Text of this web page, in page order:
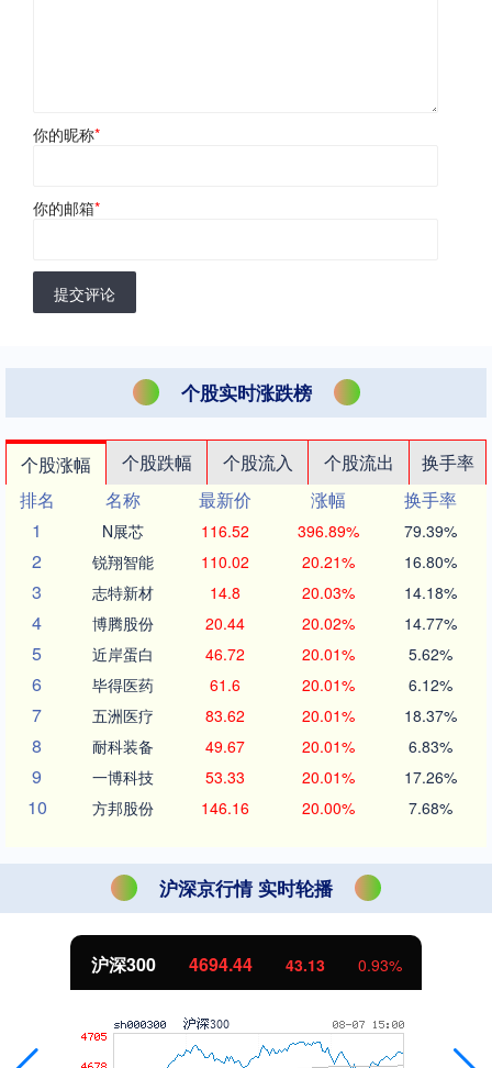
你的昵称*
你的邮箱*
提交评论
个股实时涨跌榜
个股涨幅 个股跌幅 个股流入 个股流出
换手率
排名
名称 最新价 涨幅
换手率
1
N展芯 116.52 396.89% 79.39%
2 锐翔智能 110.02 20.21% 16.80%
3 志特新材 14.8 20.03% 14.18%
4 博腾股份 20.44 20.02% 14.77%
5 近岸蛋白 46.72 20.01% 5.62%
6 毕得医药 61.6 20.01% 6.12%
7 五洲医疗 83.62 20.01% 18.37%
8 耐科装备 49.67 20.01% 6.83%
9 一博科技 53.33 20.01% 17.26%
10 方邦股份 146.16 20.00% 7.68%
沪深京行情 实时轮播
沪深300 4694.44 43.13 0.93%